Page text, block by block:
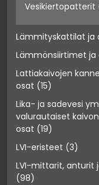
Vesikiertopatterit
Lämmityskattilat ja
Lämmönsiirtimet ja
Lattiakaivojen
osat (15)
Lika- ja sadevesi
valurautaiset
osat (19)
LVI-eristeet (3)
LVI-mittarit, anturit
(98)